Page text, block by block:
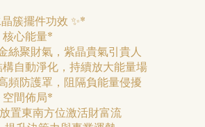
簇擺件功效 ✨*
心能量*
聚財氣，紫晶貴氣引貴人
自動淨化，持續放大能量場
防護罩，阻隔負能量侵擾
間佈局*
置東南方位激活財富流